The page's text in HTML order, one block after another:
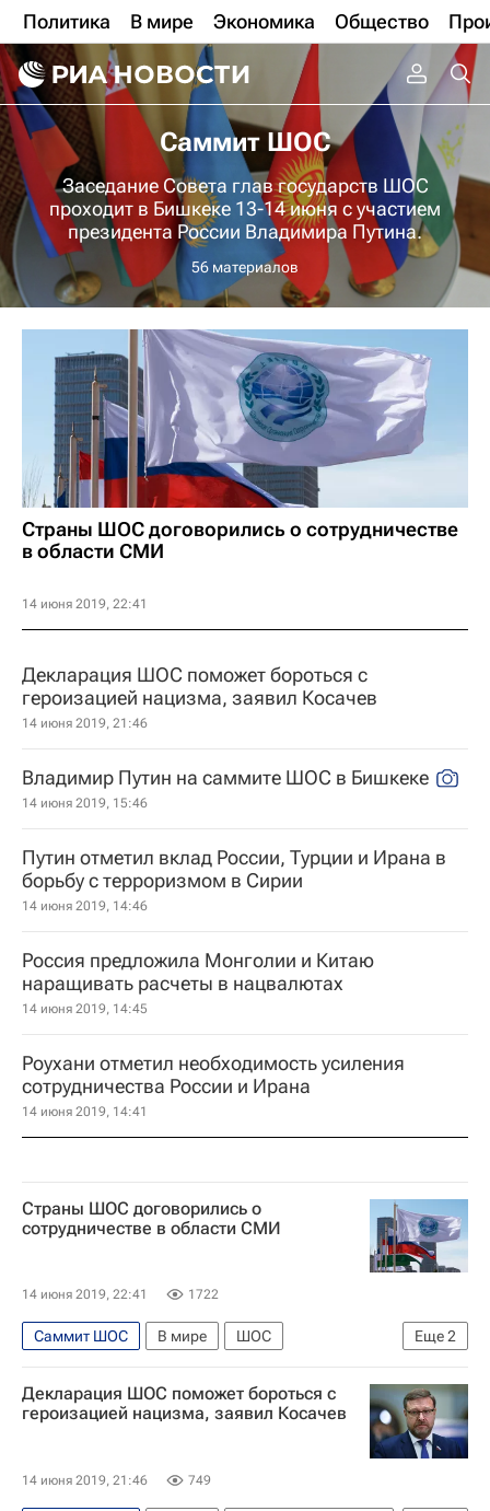
Политика В мире Экономика Общество
Саммит ШОС
Заседание Совета глав государств ШОС
проходит в Бишкеке 13-14 июня с участием
президента России Владимира Путина.
56 материалов
Страны ШОС договорились о сотрудничестве
в области СМИ
14 июня 2019, 22:41
Декларация ШОС поможет бороться с
героизацией нацизма, заявил Косачев
14 июня 2019, 21:46
Владимир Путин на саммите ШОС в Бишкеке
14 июня 2019, 15:46
Путин отметил вклад России, Турции и Ирана в
борьбу с терроризмом в Сирии
14 июня 2019, 14:46
Россия предложила Монголии и Китаю
наращивать расчеты в нацвалютах
14 июня 2019, 14:45
Роухани отметил необходимость усиления
сотрудничества России и Ирана
14 июня 2019, 14:41
Страны ШОС договорились о
сотрудничестве в области СМИ
14 июня 2019, 22:41 1722
Еще2
Саммит ШОС В мире
ШОС
Разворот на Восток
Россия
Декларация ШОС поможет бороться с
героизацией нацизма, заявил Косачев
14 июня 2019, 21:46 749